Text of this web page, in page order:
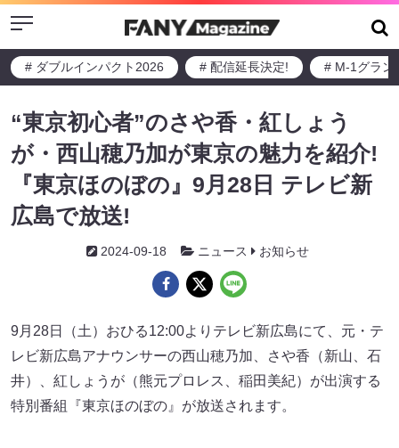
Menu
# ダブルインパクト2026 # 配信延長決定! # M-1グラン
“東京初心者”のさや香・紅しょう
が・西山穂乃加が東京の魅力を紹介!
『東京ほのぼの』9月28日 テレビ新
広島で放送!
2024-09-18 ニュース お知らせ
9月28日（土）おひる12:00よりテレビ新広島にて、元・テ
レビ新広島アナウンサーの西山穂乃加、さや香（新山、石
井）、紅しょうが（熊元プロレス、稲田美紀）が出演する
特別番組『東京ほのぼの』が放送されます。